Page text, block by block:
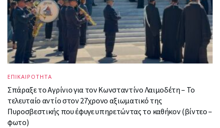
ΕΠΙΚΑΙΡΟΤΗΤΑ
Σπάραξε το Αγρίνιο για τον Κωνσταντίνο Λαιμοδέτη – Το
τελευταίο αντίο στον 27χρονο αξιωματικό της
Πυροσβεστικής που έφυγε υπηρετώντας το καθήκον (βίντεο –
φωτο)